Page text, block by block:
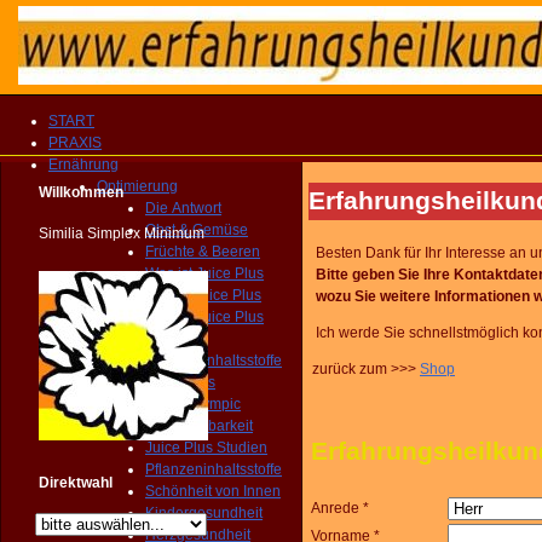
START
PRAXIS
Ernährung
Optimierung
Die Antwort
Obst & Gemüse
Früchte & Beeren
Was ist Juice Plus
Wer ist Juice Plus
Warum Juice Plus
Welt der Wunder
Pflanzeninhaltsstoffe
Warum Juice Plus
Swiss Olympic
Bioverfügbarkeit
Juice Plus Studien
Pflanzeninhaltsstoffe
Schönheit von Innen
Kindergesundheit
Herzgesundheit
Willkommen
Similia Simplex Minimum
Direktwahl
Besten Dank für Ihr Interesse an
Bitte geben Sie Ihre
wozu Sie weitere Informationen
Ich werde Sie schnellstmöglich
zurück zum >>> Shop
Anrede *
Vorname *